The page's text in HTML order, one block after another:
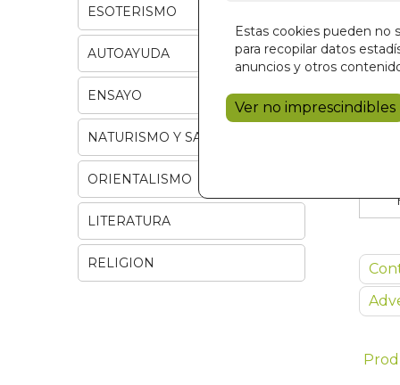
Estas cookies pueden no
para recopilar datos
anuncios y otros
Ver no imprescindibles
ESOTERISMO
AUTOAYUDA
ENSAYO
NATURISMO Y SALUD
ORIENTALISMO
LITERATURA
RELIGION